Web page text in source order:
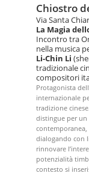
Chiostro
Via Santa
La Magia
Incontro tra
nella musica
Li-Chin Li
tradizionale
compositori
Protagonista
internazionale
tradizione
distingue per un
dialogando con
rinnovare
potenzialità
contesto si